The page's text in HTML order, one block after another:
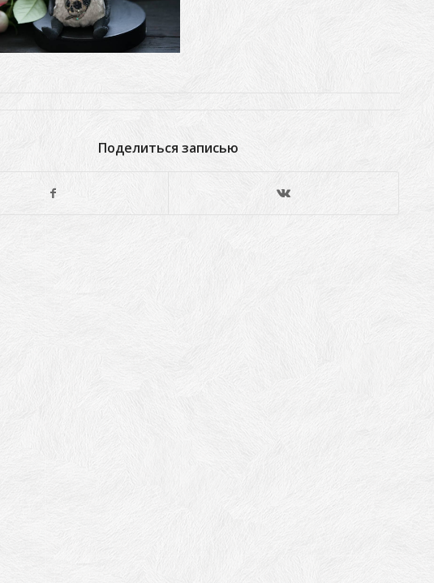
Поделиться записью